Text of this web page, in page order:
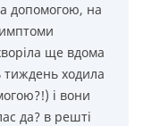
допомогою, на
ще вдома
тиждень ходила
і вони
да? в решті